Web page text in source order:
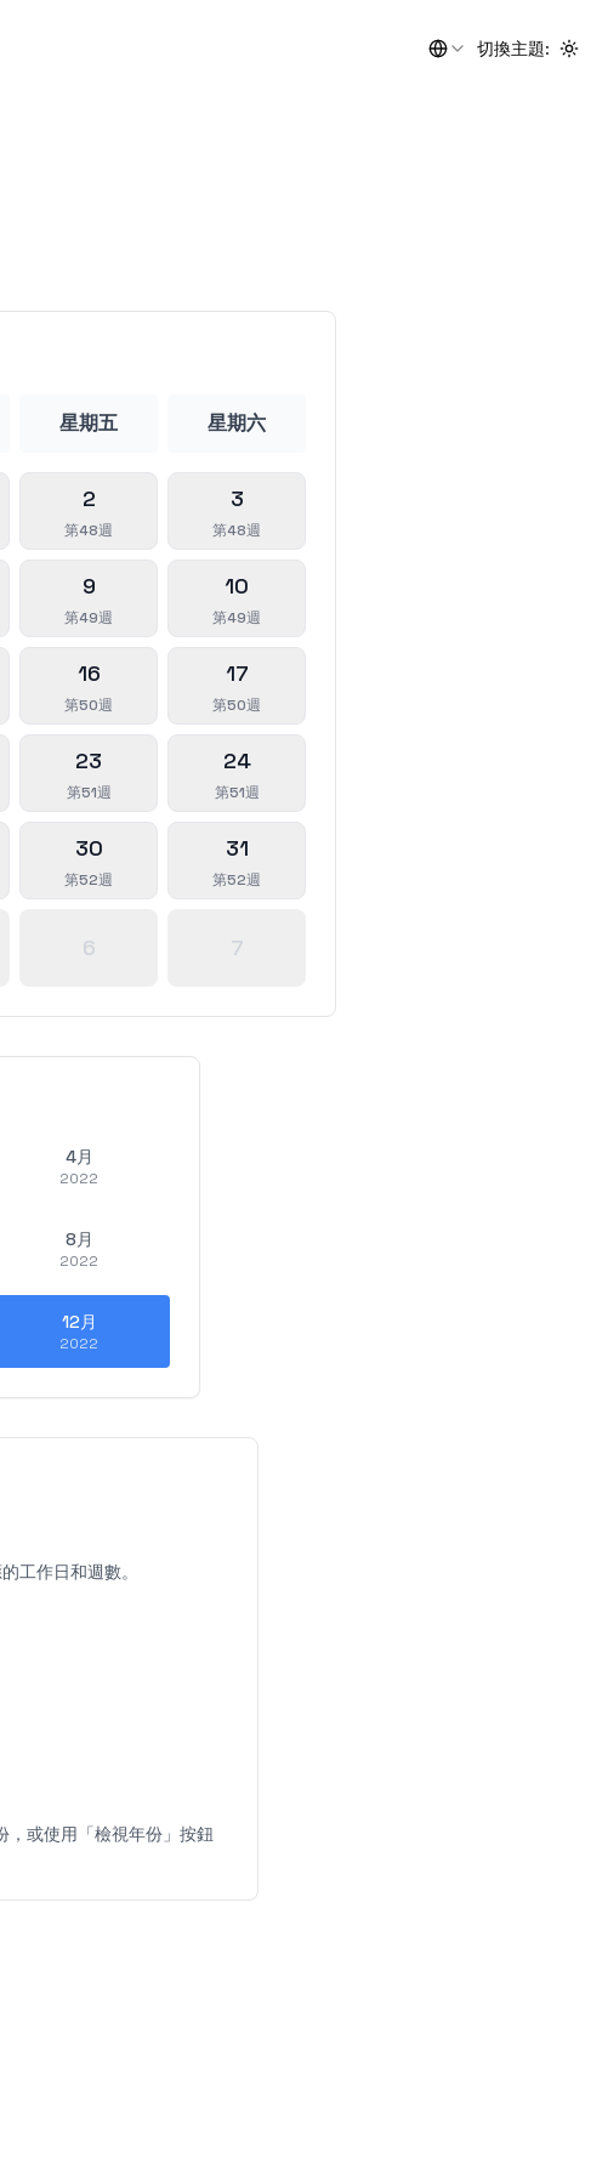
切換主題:
星期五 星期六
2
第48週
3
第48週
9
第49週
10
第49週
16
第50週
17
第50週
23
第51週
24
第51週
30
第52週
31
第52週
6 7
4月
2022
8月
2022
12月
2022
工作日和週數。
或使用「檢視年份」按鈕